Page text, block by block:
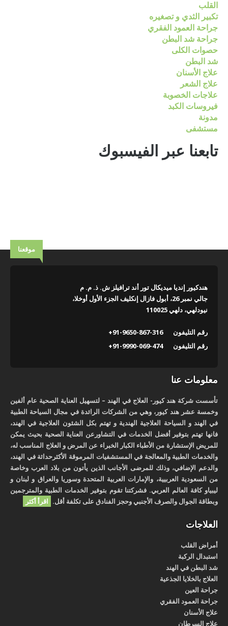
القلب
تكبير الثدي و تصغيره
جراحة العمود الفقري
جراحة شد البطن
حصوات الكلى
شد البطن
علاج الأسنان
علاج الشعر
علاجات الخصوبة
فيروسات الكبد
مدونة
مستشفى
تابعنا عبر الفيسبوك
موقعنا
هندكيور إنديا ميديكال تور أند ترافيلز ش. ذ. م. م
جالي نمبر 26، أبول فازال إنكليف الجزء الأول أوخلا،
نيودلهي، دلهي 110025
+91-9650-867-316
رقم التليفون
+91-9990-069-474
رقم التليفون
معلومات عنا
تأسست شركة هند كيور- العلاج في الهند – لتسهيل العناية الصحية عام ألفين
وخمسة عشر هند كيور، وهي من الشركات الرائدة في مجال السياحة الطبية
في الهند و السياحة العلاجية الهندية و تهتم بكل الشئون العلاجية في الهند،
فانها تهتم بتوفير أفضل الخدمات في التشاورعن العناية الصحية بحيث يمكن
للمريض الإستشارة من الأطباء الكبار الخبراء عن المرض و العلاج المناسب له،
والخدمات الطبية والمعالجة في المستشفيات المرموقة الأكثرحداثة في الهند،
والدعم الإضافي، وذلك للمرضى الأجانب الذين يأتون من بلاد العرب وخاصة
من السعودية العربيية، والإمارات العربية المتحدة وسوريا والعراق و لبنان و
ليبياو كافة العالم العربي. فشركتنا تقوم بتوفير الخدمات الطبية والمترجمين
وبطاقة الجوال والصرف الأجنبي وحجز الفنادق على تكلفة أقل. اقرأ أكثر
العلاجات
أمراض القلب
استبدال الركبة
شد البطن في الهند
العلاج بالخلايا الجذعية
جراحة العين
جراحة العمود الفقري
علاج الأسنان
علاج السرطان